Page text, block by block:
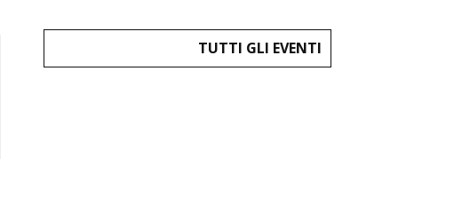
TUTTI GLI EVENTI